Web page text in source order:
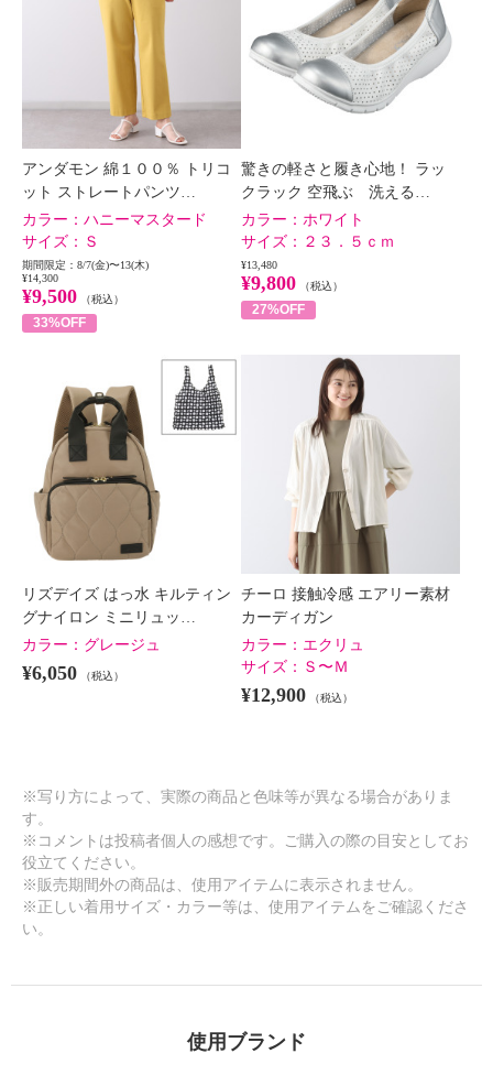
アンダモン 綿１００％ トリコ
ット ストレートパンツ…
カラー： ハニーマスタード
サイズ： Ｓ
期間限定：8/7(金)〜13(木)
¥14,300
¥9,500 （税込）
33%OFF
驚きの軽さと履き心地！ ラッ
クラック 空飛ぶ 洗える…
カラー： ホワイト
サイズ： ２３．５ｃｍ
¥13,480
¥9,800 （税込）
27%OFF
リズデイズ はっ水 キルティン
グナイロン ミニリュッ…
カラー： グレージュ
¥6,050 （税込）
チーロ 接触冷感 エアリー素材
カーディガン
カラー： エクリュ
サイズ： Ｓ〜Ｍ
¥12,900 （税込）
※写り方によって、実際の商品と色味等が異なる場合がありま
す。
※コメントは投稿者個人の感想です。ご購入の際の目安としてお
役立てください。
※販売期間外の商品は、使用アイテムに表示されません。
※正しい着用サイズ・カラー等は、使用アイテムをご確認くださ
い。
使用ブランド